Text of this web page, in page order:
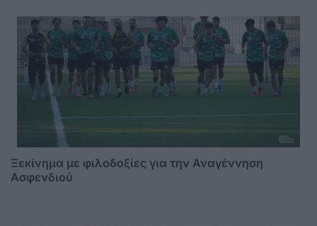
Ξεκίνημα με φιλοδοξίες για την Αναγέννηση
Ασφενδιού